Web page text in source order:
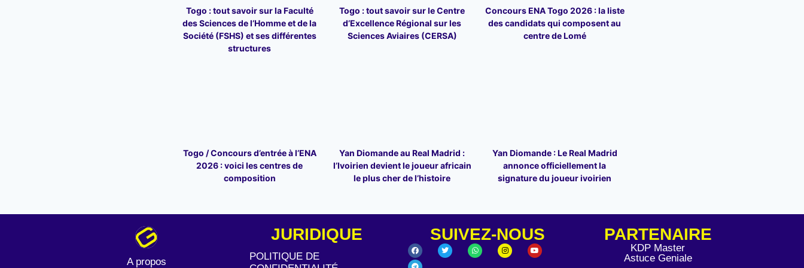
Togo : tout savoir sur la Faculté
des Sciences de l’Homme et de la
Société (FSHS) et ses différentes
structures
Togo : tout savoir sur le Centre
d’Excellence Régional sur les
Sciences Aviaires (CERSA)
Concours ENA Togo 2026 : la liste
des candidats qui composent au
centre de Lomé
Togo / Concours d’entrée à l’ENA
2026 : voici les centres de
composition
Yan Diomande au Real Madrid :
l’Ivoirien devient le joueur africain
le plus cher de l’histoire
Yan Diomande : Le Real Madrid
annonce officiellement la
signature du joueur ivoirien
A propos
JURIDIQUE
POLITIQUE DE
SUIVEZ-NOUS PARTENAIRE
KDP Master
Astuce Geniale